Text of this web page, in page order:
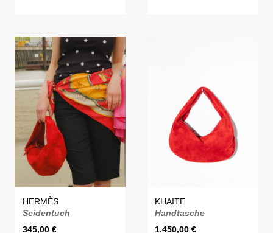
HERMÈS
Seidentuch
345,00 €
KHAITE
Handtasche
1.450,00€